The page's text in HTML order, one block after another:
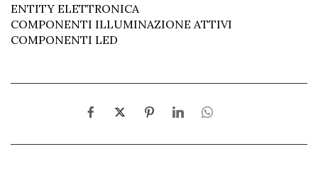
ENTITY ELETTRONICA
COMPONENTI ILLUMINAZIONE ATTIVI
COMPONENTI LED